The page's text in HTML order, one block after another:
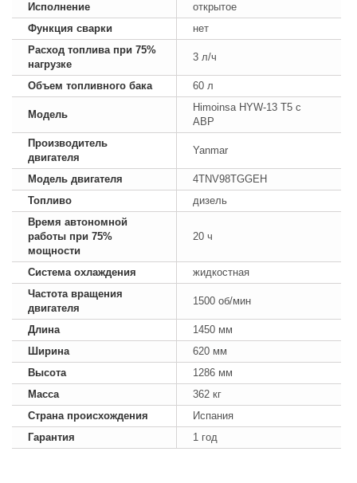
Исполнение
открытое
Функция сварки
нет
Расход топлива при 75%
нагрузке
3 л/ч
Объем топливного бака 60 л
Модель
Himoinsa HYW-13 T5 с
АВР
Производитель
двигателя
Yanmar
Модель двигателя
4TNV98TGGEH
Топливо
дизель
Время автономной
работы при 75%
мощности
20 ч
Система охлаждения
жидкостная
Частота вращения
двигателя
1500 об/мин
Длина
1450 мм
Ширина
620 мм
Высота
1286 мм
Масса
362 кг
Страна происхождения
Испания
Гарантия
1 год